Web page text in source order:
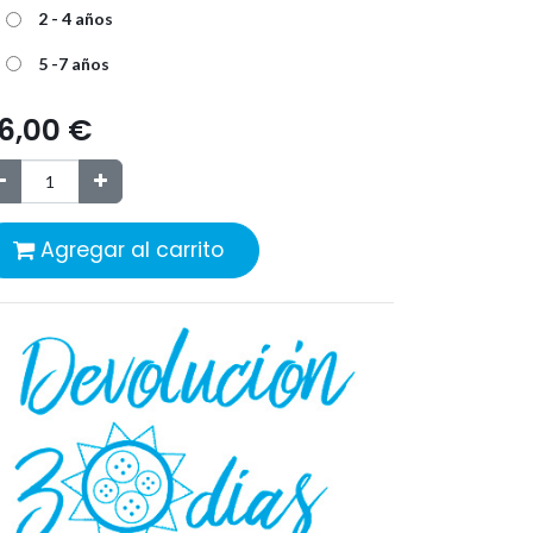
2 - 4 años
5 -7 años
€
Agregar al carrito